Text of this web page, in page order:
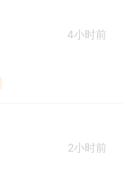
4小时前
2小时前